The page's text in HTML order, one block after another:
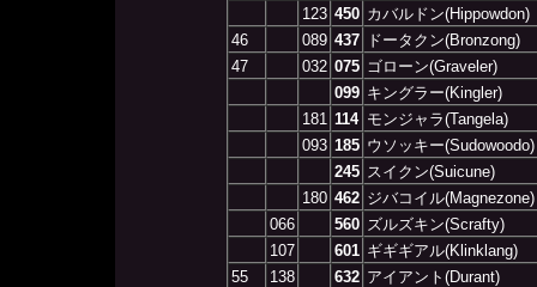
123 450 カバルドン(Hippowdon)
46
089 437
ドータクン(Bronzong)
47
032 075 ゴローン(Graveler)
099 キングラー(Kingler)
181 114 モンジャラ(Tangela)
093 185 ウソッキー(Sudowoodo)
245 スイクン(Suicune)
180 462 ジバコイル(Magnezone)
066
560 ズルズキン(Scrafty)
107
601 ギギギアル(Klinklang)
55
138 632 アイアント(Durant)